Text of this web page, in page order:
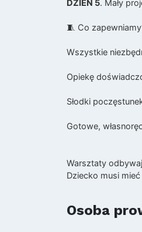
DZIEŃ 5. Mały
🧵 Co
Wszystkie
Opiekę
Słodki
Gotowe,
Warsztaty
Dziecko musi
Osoba